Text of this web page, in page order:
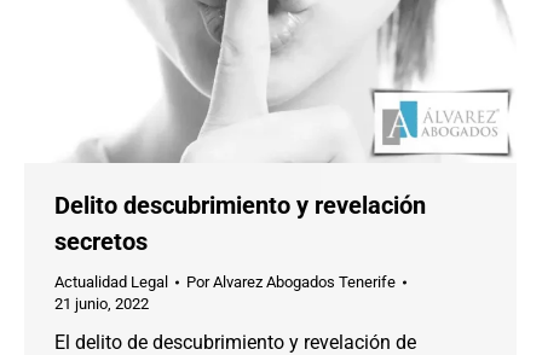
Delito descubrimiento y revelación
secretos
Actualidad Legal PorAlvarez Abogados Tenerife
21 junio, 2022
El delito de descubrimiento y revelación de